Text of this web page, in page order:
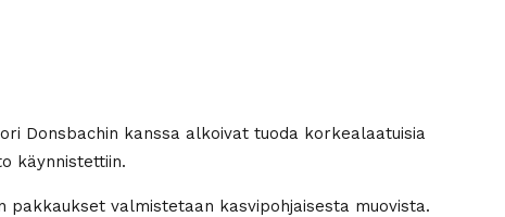
Donsbachin kanssa alkoivat tuoda korkealaatuisia
käynnistettiin.
valmistetaan kasvipohjaisesta muovista.